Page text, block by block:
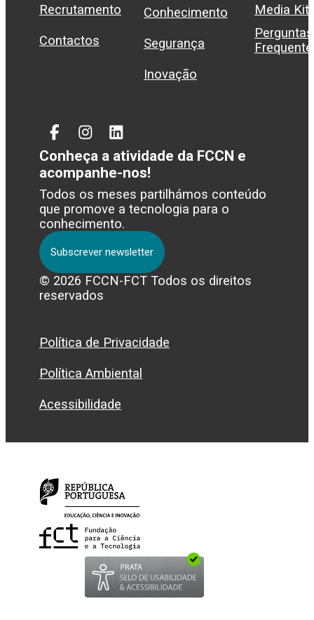
Recrutamento
Contactos
Conhecimento
Segurança
Inovação
Media Kit
Perguntas
FacebookInstagram
Linked
In
Conheça a atividade da FCCN e
acompanhe-nos!
Todos os meses partilhámos conteúdo
que promove a tecnologia para o
conhecimento.
Subscrever newsletter
© 2026 FCCN-FCT Todos os direitos
reservados
Política de Privacidade
Política Ambiental
Acessibilidade